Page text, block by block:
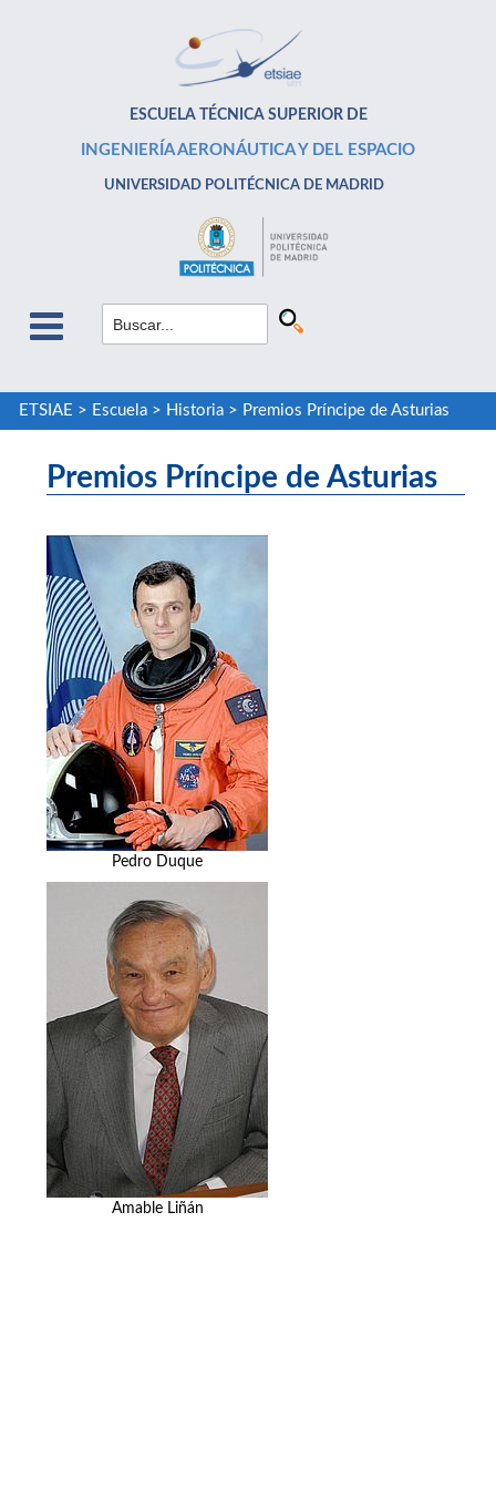
ESCUELA TÉCNICA SUPERIOR DE
INGENIERÍA AERONÁUTICA Y DEL ESPACIO
UNIVERSIDAD POLITÉCNICA DE MADRID
ETSIAE > Escuela> Historia> Premios Príncipe de Asturias
Premios Príncipe de Asturias
Pedro Duque
Amable Liñán